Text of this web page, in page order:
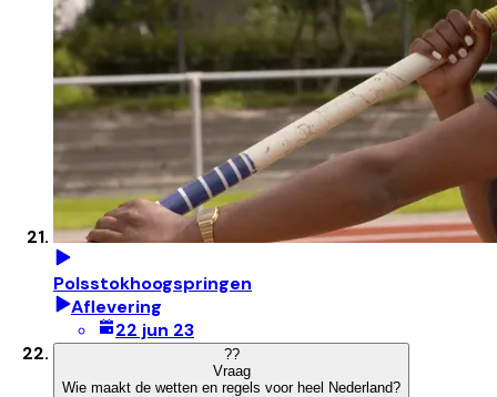
Polsstokhoogspringen
Aflevering
22 jun 23
??
Vraag
Wie maakt de wetten en regels voor heel Nederland?